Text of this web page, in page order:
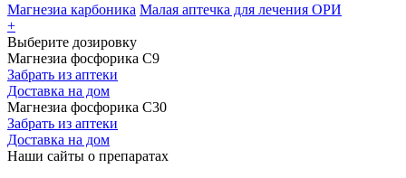
Магнезиа карбоника Малая аптечка для лечения ОРИ
+
Выберите дозировку
Магнезиа фосфорика С9
Забрать из аптеки
Доставка на дом
Магнезиа фосфорика С30
Забрать из аптеки
Доставка на дом
Наши сайты о препаратах